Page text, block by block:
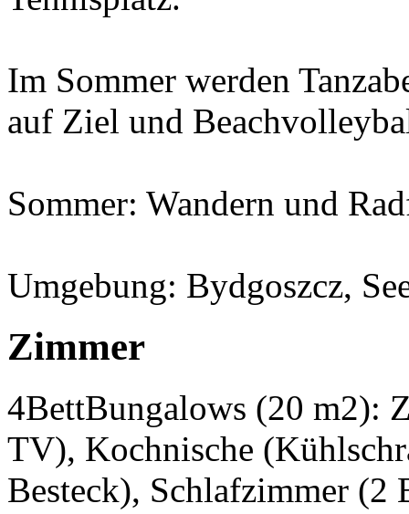
Im Sommer werden
auf Ziel und
Sommer: Wandern und
Umgebung: Bydgoszcz,
Zimmer
4BettBungalows (20 m2):
TV), Kochnische
Besteck), Schlafzimmer (2